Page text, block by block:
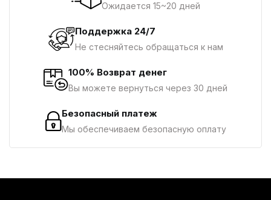
Ожидается 15~20 дней
Поддержка 24/7
Не стесняйтесь обращаться к нам
100% Возврат денег
Вы можете вернуться через 30 дней
Безопасный платеж
Мы обеспечиваем безопасную оплату